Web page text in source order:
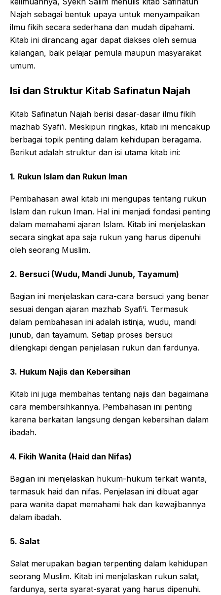
Najah sebagai bentuk upaya untuk menyampaikan
ilmu fikih secara sederhana dan mudah dipahami.
Kitab ini dirancang agar dapat diakses oleh semua
kalangan, baik pelajar pemula maupun masyarakat
umum.
Isi dan Struktur Kitab Safinatun Najah
Kitab Safinatun Najah berisi dasar-dasar ilmu fikih
mazhab Syafi’i. Meskipun ringkas, kitab ini mencakup
berbagai topik penting dalam kehidupan beragama.
Berikut adalah struktur dan isi utama kitab ini:
1. Rukun Islam dan Rukun Iman
Pembahasan awal kitab ini mengupas tentang rukun
Islam dan rukun Iman. Hal ini menjadi fondasi penting
dalam memahami ajaran Islam. Kitab ini menjelaskan
secara singkat apa saja rukun yang harus dipenuhi
oleh seorang Muslim.
2. Bersuci (Wudu, Mandi Junub, Tayamum)
Bagian ini menjelaskan cara-cara bersuci yang benar
sesuai dengan ajaran mazhab Syafi’i. Termasuk
dalam pembahasan ini adalah istinja, wudu, mandi
junub, dan tayamum. Setiap proses bersuci
dilengkapi dengan penjelasan rukun dan fardunya.
3. Hukum Najis dan Kebersihan
Kitab ini juga membahas tentang najis dan bagaimana
cara membersihkannya. Pembahasan ini penting
karena berkaitan langsung dengan kebersihan dalam
ibadah.
4. Fikih Wanita (Haid dan Nifas)
Bagian ini menjelaskan hukum-hukum terkait wanita,
termasuk haid dan nifas. Penjelasan ini dibuat agar
para wanita dapat memahami hak dan kewajibannya
dalam ibadah.
5. Salat
Salat merupakan bagian terpenting dalam kehidupan
seorang Muslim. Kitab ini menjelaskan rukun salat,
fardunya, serta syarat-syarat yang harus dipenuhi.